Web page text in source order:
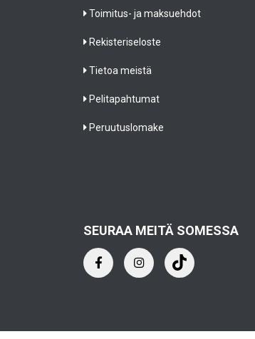
Toimitus- ja maksuehdot
Rekisteriseloste
Tietoa meistä
Pelitapahtumat
Peruutuslomake
SEURAA MEITÄ SOMESSA